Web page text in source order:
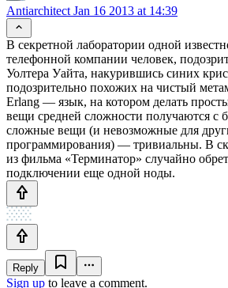
Antiarchitect Jan 16 2013 at 14:39
В секретной лаборатории одной
телефонной компании человек,
Уолтера Уайта, накурившись синих
подозрительно похожих на чистый
Erlang — язык, на котором делать
вещи средней сложности получаются с
сложные вещи (и невозможные для
программирования) — тривиальны. В
из фильма «Терминатор» случайно
подключении еще одной ноды.
Reply
Sign up to leave a comment.